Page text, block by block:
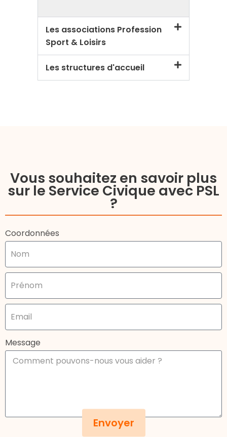
Les associations Profession
Sport & Loisirs
Les structures d'accueil
Vous souhaitez en savoir plus
sur le Service Civique avec PSL
?
Coordonnées
Message
Envoyer